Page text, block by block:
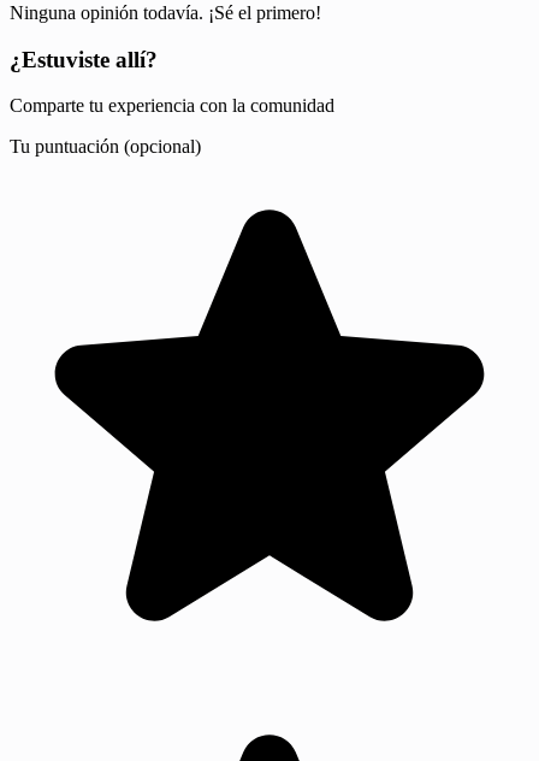
Ninguna opinión todavía. ¡Sé el primero!
¿Estuviste allí?
Comparte tu experiencia con la comunidad
Tu puntuación (opcional)